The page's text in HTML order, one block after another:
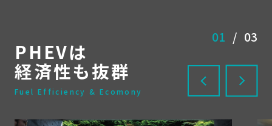
PHEVは
経済性も抜群
Fuel Efficiency & Ecomony
01 / 03